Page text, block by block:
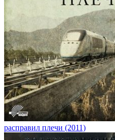
расправил плечи (2011)